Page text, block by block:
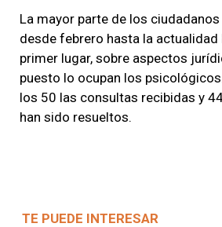
La mayor parte de los
desde febrero hasta la actualidad
primer lugar, sobre aspectos
puesto lo ocupan los psicológicos.
los 50 las consultas recibidas y
han sido resueltos.
TE PUEDE INTERESAR